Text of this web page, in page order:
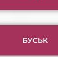
БУСЬК